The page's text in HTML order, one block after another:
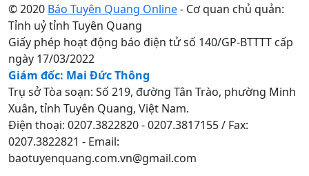
© 2020 Báo Tuyên Quang Online- Cơ quan chủ quản:
Tỉnh uỷ tỉnh Tuyên Quang
Giấy phép hoạt động báo điện tử số 140/GP-BTTTT cấp
ngày 17/03/2022
Giám đốc: Mai Đức Thông
Trụ sở Tòa soạn: Số 219, đường Tân Trào, phường Minh
Xuân, tỉnh Tuyên Quang, Việt Nam.
Điện thoại: 0207.3822820 - 0207.3817155 / Fax:
0207.3822821 - Email:
baotuyenquang.com.vn@gmail.com